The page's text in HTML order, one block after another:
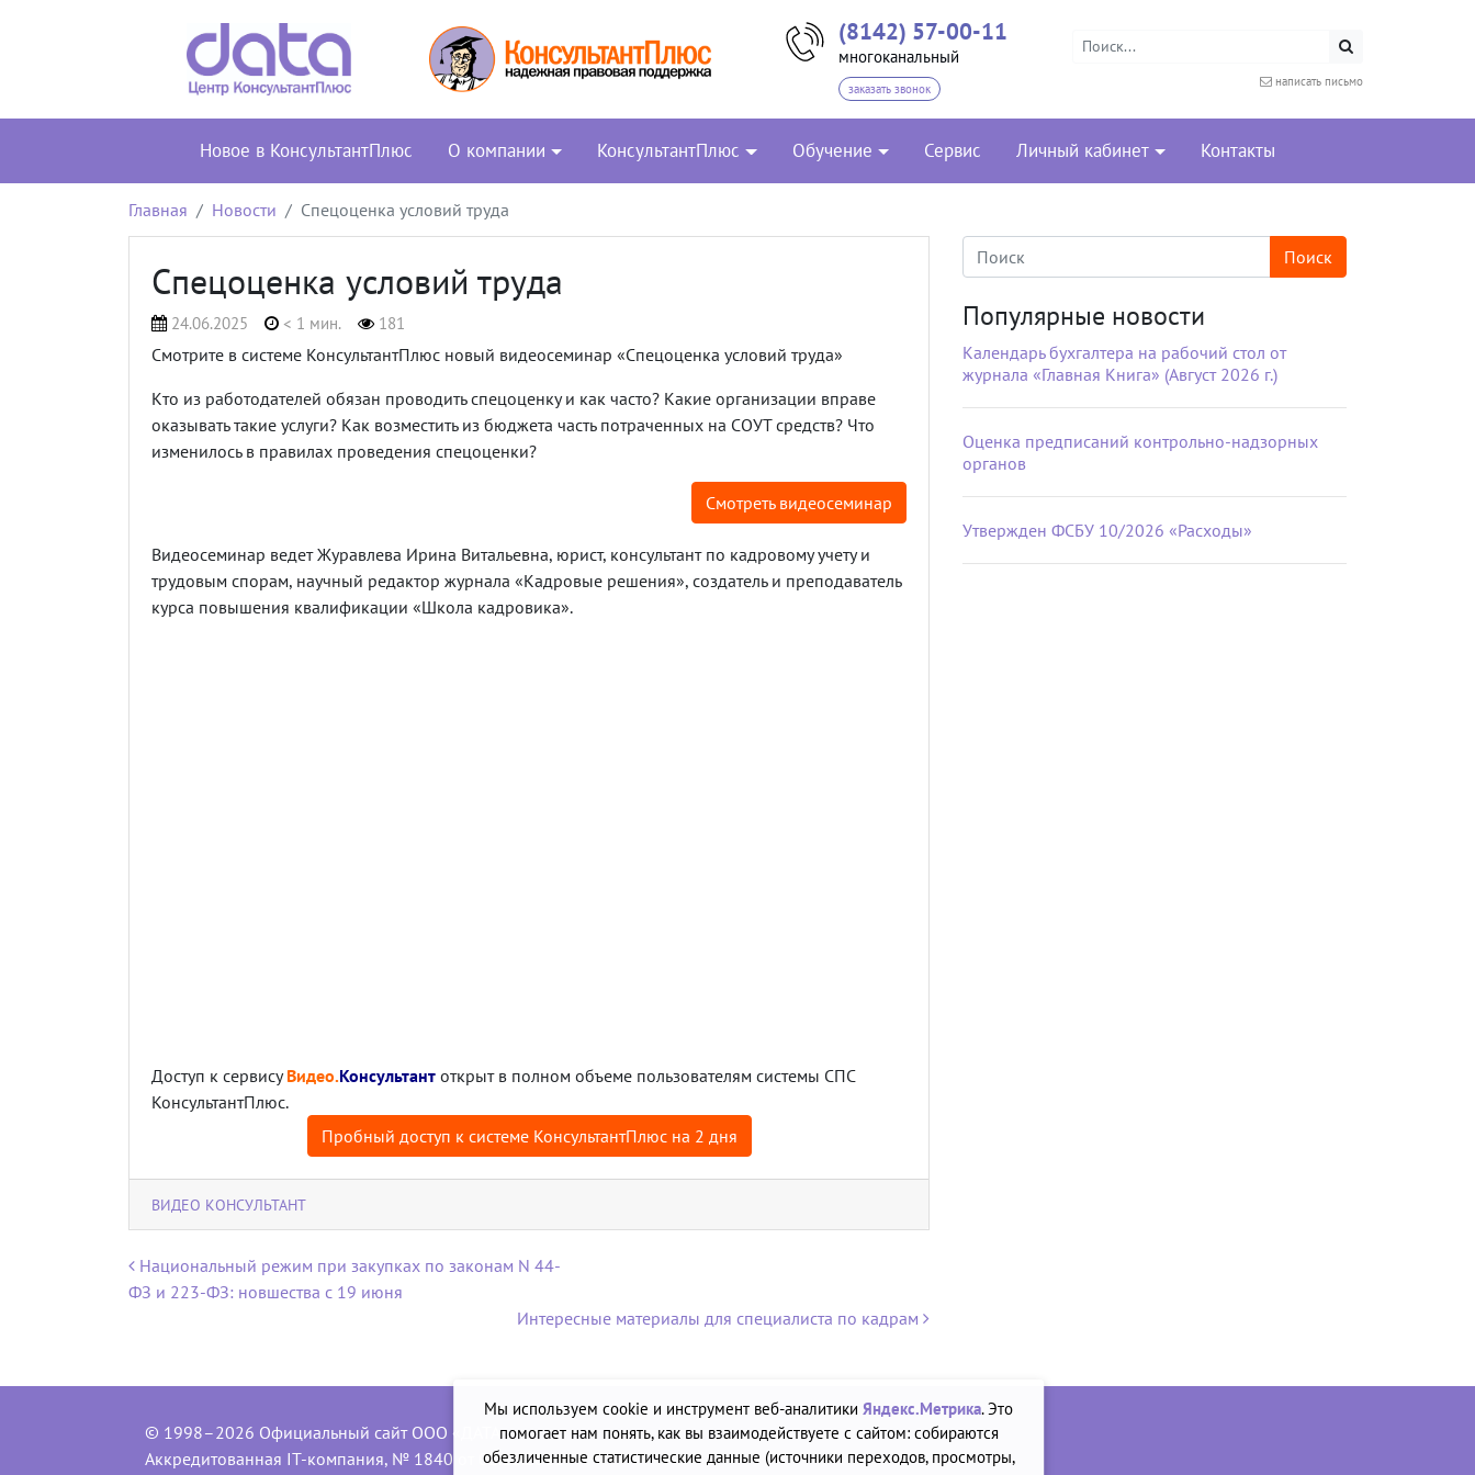
(8142) 57-00-11
многоканальный
заказать звонок
написать письмо
Новое в КонсультантПлюс О компании КонсультантПлюс Обучение Сервис Личный кабинет Контакты
Главная Новости Спецоценка условий труда
Спецоценка условий труда
24.06.2025 < 1 мин. 181
Смотрите в системе КонсультантПлюс новый видеосеминар «Спецоценка условий труда»
Кто из работодателей обязан проводить спецоценку и как часто? Какие организации вправе
оказывать такие услуги? Как возместить из бюджета часть потраченных на СОУТ средств? Что
изменилось в правилах проведения спецоценки?
Смотреть видеосеминар
Видеосеминар ведет Журавлева Ирина Витальевна, юрист, консультант по кадровому учету и
трудовым спорам, научный редактор журнала «Кадровые решения», создатель и преподаватель
курса повышения квалификации «Школа кадровика».
Доступ к сервисуВидео.Консультант открыт в полном объеме пользователям системы СПС
КонсультантПлюс.
Пробный доступ к системе КонсультантПлюс на 2 дня
ВИДЕО КОНСУЛЬТАНТ
Навигация по записям
Национальный режим при закупках по законам N 44-
ФЗ и 223-ФЗ: новшества с 19 июня
Интересные материалы для специалиста по кадрам
Популярные новости
Календарь бухгалтера на рабочий стол от
журнала «Главная Книга» (Август 2026 г.)
Оценка предписаний контрольно-надзорных
органов
Утвержден ФСБУ 10/2026 «Расходы»
© 1998–2026 Официальный сайт ООО «ДАТА»
Аккредитованная IT-компания, № 1840 от 02.12.2011
Мы используем cookie и инструмент веб-аналитики Яндекс.Метрика. Это
помогает нам понять, как вы взаимодействуете с сайтом: собираются
обезличенные статистические данные (источники переходов, просмотры,